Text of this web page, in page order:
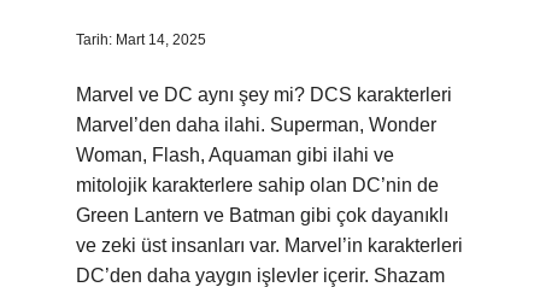
Tarih: Mart 14, 2025
Marvel ve DC aynı şey mi? DCS karakterleri
Marvel’den daha ilahi. Superman, Wonder
Woman, Flash, Aquaman gibi ilahi ve
mitolojik karakterlere sahip olan DC’nin de
Green Lantern ve Batman gibi çok dayanıklı
ve zeki üst insanları var. Marvel’in karakterleri
DC’den daha yaygın işlevler içerir. Shazam